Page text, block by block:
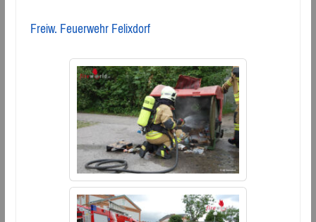
Freiw. Feuerwehr Felixdorf